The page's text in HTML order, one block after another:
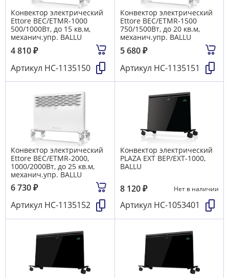
Конвектор электрический
Ettore BEC/ETMR-1000
500/1000Вт, до 15 кв.м,
механич.упр. BALLU
4 810₽
Артикул НС-1135150
Конвектор электрический
Ettore BEC/ETMR-1500
750/1500Вт, до 20 кв.м,
механич.упр. BALLU
5 680₽
Артикул НС-1135151
Конвектор электрический
Ettore BEC/ETMR-2000,
1000/2000Вт, до 25 кв.м,
механич.упр. BALLU
6 730₽
Артикул НС-1135152
Конвектор электрический
PLAZA EXT BEP/EXT-1000,
BALLU
8 120₽ Нет в наличии
Артикул НС-1053401